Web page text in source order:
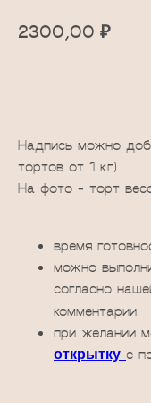
2300,00 ₽
Надпись можно
тортов от 1 кг)
На фото - торт
время
можно
согласно
комментарии
при желании
открытку с